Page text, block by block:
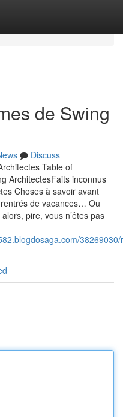
de Swing
Discuss
Table of
ArchitectesFaits inconnus
Choses à savoir avant
de vacances… Ou
pire, vous n’êtes pas